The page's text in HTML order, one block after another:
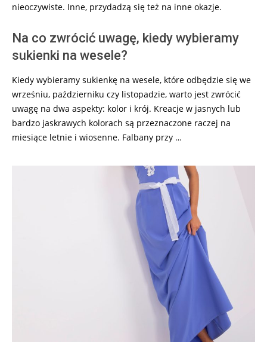
nieoczywiste. Inne, przydadzą się też na inne okazje.
Na co zwrócić uwagę, kiedy wybieramy
sukienki na wesele?
Kiedy wybieramy sukienkę na wesele, które odbędzie się we
wrześniu, październiku czy listopadzie, warto jest zwrócić
uwagę na dwa aspekty: kolor i krój. Kreacje w jasnych lub
bardzo jaskrawych kolorach są przeznaczone raczej na
miesiące letnie i wiosenne. Falbany przy …